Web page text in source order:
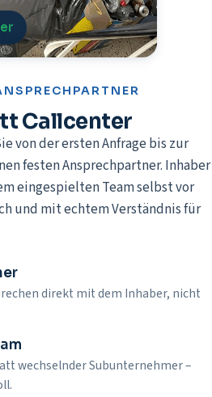
Callcenter
von der ersten Anfrage bis zur
festen Ansprechpartner. Inhaber
eingespielten Team selbst vor
und mit echtem Verständnis für
direkt mit dem Inhaber, nicht
wechselnder Subunternehmer –